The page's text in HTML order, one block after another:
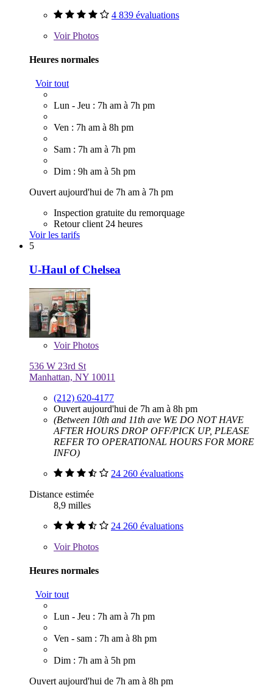
4 839 évaluations
VoirPhotos
Heures normales
Voir tout
Lun - Jeu : 7h am à 7h pm
Ven : 7h am à 8h pm
Sam : 7h am à 7h pm
Dim : 9h am à 5h pm
Ouvert aujourd'hui de 7h am à 7h pm
Inspection gratuite du remorquage
Retour client 24 heures
Voir les tarifs
5
U-Haul of Chelsea
VoirPhotos
536 W 23rd St
Manhattan, NY 10011
(212) 620-4177
Ouvert aujourd'hui de 7h am à 8h pm
(Between 10th and 11th ave WE DO NOT HAVE
AFTER HOURS DROP OFF/PICK UP, PLEASE
REFER TO OPERATIONAL HOURS FOR MORE
INFO)
24 260 évaluations
Distance estimée
8,9 milles
24 260 évaluations
VoirPhotos
Heures normales
Voir tout
Lun - Jeu : 7h am à 7h pm
Ven - sam : 7h am à 8h pm
Dim : 7h am à 5h pm
Ouvert aujourd'hui de 7h am à 8h pm